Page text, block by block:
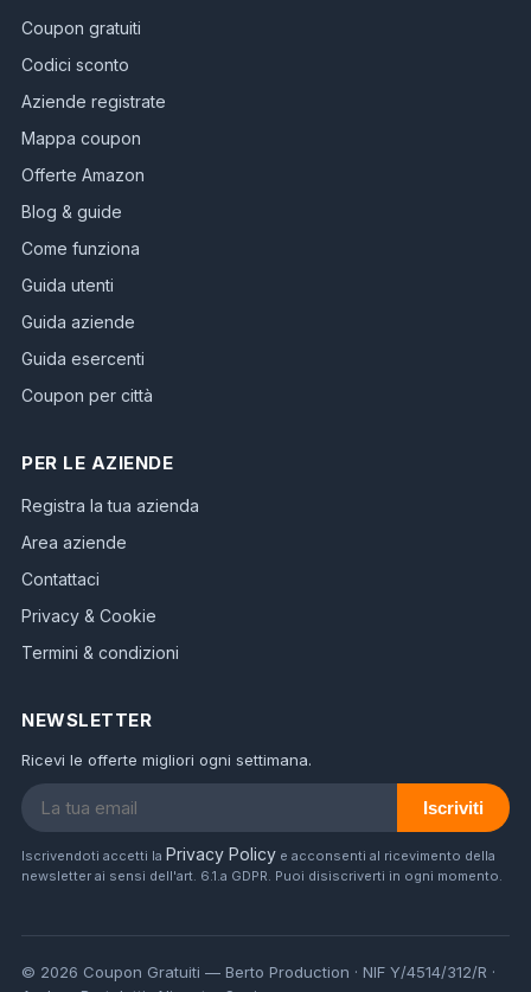
Coupon gratuiti
Codici sconto
Aziende registrate
Mappa coupon
Offerte Amazon
Blog & guide
Come funziona
Guida utenti
Guida aziende
Guida esercenti
Coupon per città
PER LE AZIENDE
Registra la tua azienda
Area aziende
Contattaci
Privacy & Cookie
Termini & condizioni
NEWSLETTER
Ricevi le offerte migliori ogni settimana.
Iscriviti
Iscrivendoti accetti la Privacy Policy e acconsenti al ricevimento della
newsletter ai sensi dell'art. 6.1.a GDPR. Puoi disiscriverti in ogni momento.
© 2026 Coupon Gratuiti — Berto Production · NIF Y/4514/312/R ·